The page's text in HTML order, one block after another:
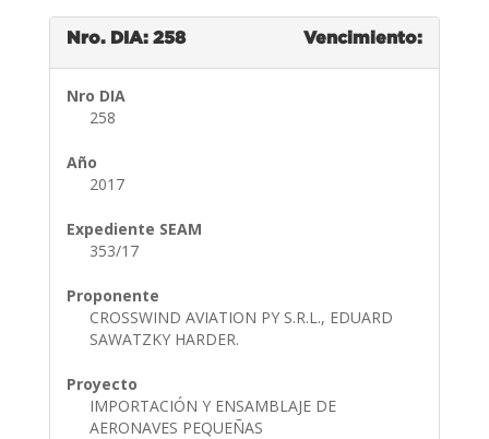
Nro. DIA: 258 Vencimiento:
Nro DIA
258
Año
2017
Expediente SEAM
353/17
Proponente
CROSSWIND AVIATION PY S.R.L., EDUARD
SAWATZKY HARDER.
Proyecto
IMPORTACIÓN Y ENSAMBLAJE DE
AERONAVES PEQUEÑAS